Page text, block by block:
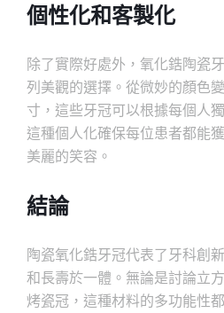
個性化和客製化
除了實際好處外，氧化鋯陶瓷
列美觀的選擇。從微妙的顏色
寸，這些牙冠可以根據每個人
這種個人化確保每位患者都能
美麗的笑容。
結論
陶瓷氧化鋯牙冠代表了牙科創
和長壽於一體。無論是討論立
烤瓷冠，這種材料的多功能性